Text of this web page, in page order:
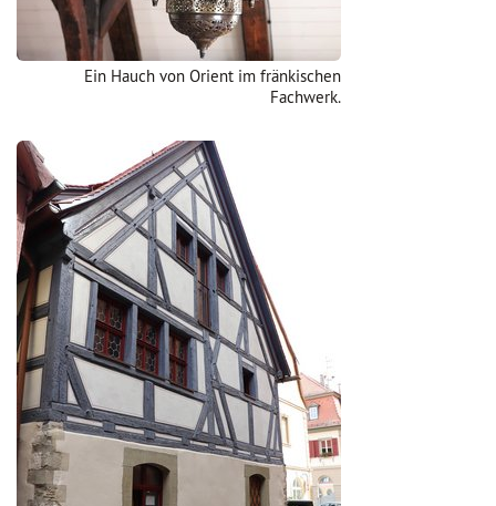
Ein Hauch von Orient im fränkischen
Fachwerk.